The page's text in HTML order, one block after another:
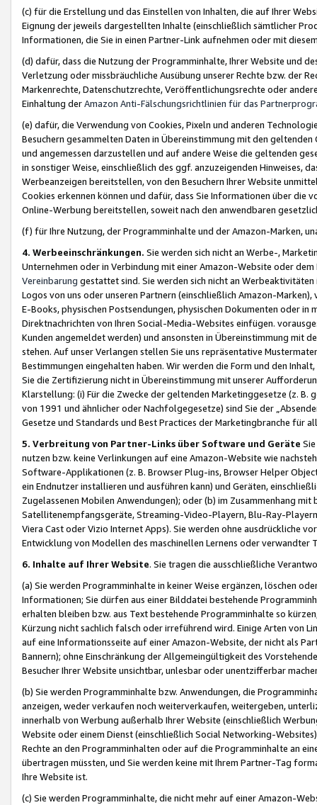
(c) für die Erstellung und das Einstellen von Inhalten, die auf Ihrer
Eignung der jeweils dargestellten Inhalte (einschließlich sämtlicher
Informationen, die Sie in einen Partner-Link aufnehmen oder mit
(d) dafür, dass die Nutzung der Programminhalte, Ihrer Website und
Verletzung oder missbräuchliche Ausübung unserer Rechte bzw. der
Markenrechte, Datenschutzrechte, Veröffentlichungsrechte oder
Einhaltung derAmazon Anti-Fälschungsrichtlinien für das
(e) dafür, die Verwendung von Cookies, Pixeln und anderen
Besuchern gesammelten Daten in Übereinstimmung mit den
und angemessen darzustellen und auf andere Weise die geltenden
in sonstiger Weise, einschließlich des ggf. anzuzeigenden Hinweises,
Werbeanzeigen bereitstellen, von den Besuchern Ihrer Website
Cookies erkennen können und dafür, dass Sie Informationen über die
Online-Werbung bereitstellen, soweit nach den anwendbaren
(f) für Ihre Nutzung, der Programminhalte und der Amazon-Marken,
4. Werbeeinschränkungen. Sie werden sich nicht an Werbe-,
Unternehmen oder in Verbindung mit einer Amazon-Website oder
Vereinbarung gestattet sind. Sie werden sich nicht an
Logos von uns oder unseren Partnern (einschließlich Amazon-
E-Books, physischen Postsendungen, physischen Dokumenten oder in
Direktnachrichten von Ihren Social-Media-Websites einfügen.
Kunden angemeldet werden) und ansonsten in Übereinstimmung mit
stehen. Auf unser Verlangen stellen Sie uns repräsentative
Bestimmungen eingehalten haben. Wir werden die Form und den
Sie die Zertifizierung nicht in Übereinstimmung mit unserer
Klarstellung: (i) Für die Zwecke der geltenden Marketinggesetze (z. B.
von 1991 und ähnlicher oder Nachfolgegesetze) sind Sie der
Gesetze und Standards und Best Practices der Marketingbranche für
5. Verbreitung von Partner-Links über Software und Geräte
nutzen bzw. keine Verlinkungen auf eine Amazon-Website wie
Software-Applikationen (z. B. Browser Plug-ins, Browser Helper
ein Endnutzer installieren und ausführen kann) und Geräten,
Zugelassenen Mobilen Anwendungen); oder (b) im Zusammenhang
Satellitenempfangsgeräte, Streaming-Video-Playern, Blu-Ray-
Viera Cast oder Vizio Internet Apps). Sie werden ohne ausdrückliche
Entwicklung von Modellen des maschinellen Lernens oder
6. Inhalte auf Ihrer Website. Sie tragen die ausschließliche
(a) Sie werden Programminhalte in keiner Weise ergänzen, löschen
Informationen; Sie dürfen aus einer Bilddatei bestehende
erhalten bleiben bzw. aus Text bestehende Programminhalte so
Kürzung nicht sachlich falsch oder irreführend wird. Einige Arten von
auf eine Informationsseite auf einer Amazon-Website, der nicht als
Bannern); ohne Einschränkung der Allgemeingültigkeit des
Besucher Ihrer Website unsichtbar, unlesbar oder unentzifferbar
(b) Sie werden Programminhalte bzw. Anwendungen, die
anzeigen, weder verkaufen noch weiterverkaufen, weitergeben,
innerhalb von Werbung außerhalb Ihrer Website (einschließlich
Website oder einem Dienst (einschließlich Social Networking-
Rechte an den Programminhalten oder auf die Programminhalte an
übertragen müssten, und Sie werden keine mit Ihrem Partner-Tag
Ihre Website ist.
(c) Sie werden Programminhalte, die nicht mehr auf einer Amazon-